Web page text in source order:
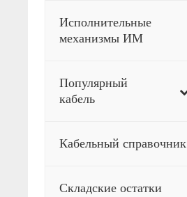
Исполнительные
механизмы ИМ
Популярный
кабель
Кабельный справочник
Складские остатки